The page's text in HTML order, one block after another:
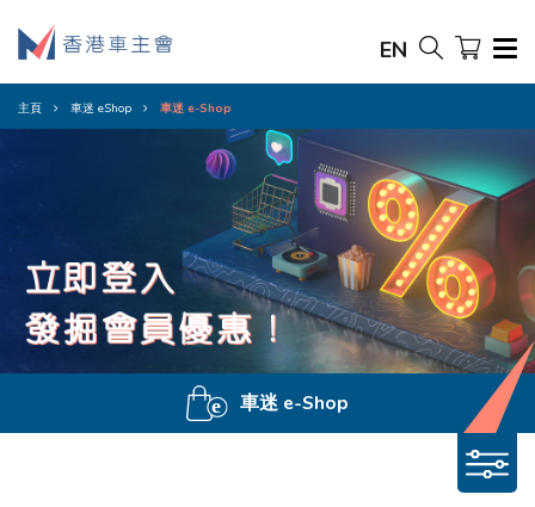
EN
主頁 車迷 eShop 車迷 e-Shop
車迷 e-Shop